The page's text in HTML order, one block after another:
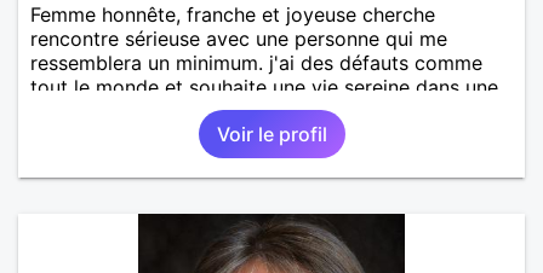
Femme honnête, franche et joyeuse cherche
rencontre sérieuse avec une personne qui me
ressemblera un minimum. j'ai des défauts comme
tout le monde et souhaite une vie sereine dans une
relation sur du long terme.
Voir le profil